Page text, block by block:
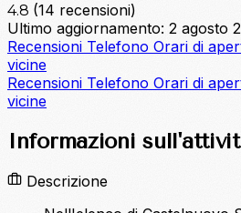
4.8 (14 recensioni)
Ultimo aggiornamento: 2 agosto
Recensioni Telefono Orari di
vicine
Recensioni Telefono Orari di
vicine
Informazioni
Descrizione